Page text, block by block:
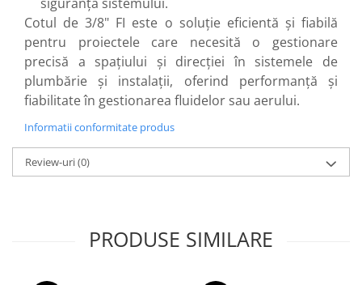
Cotul de 3/8" FI este o soluție eficientă și fiabilă
pentru proiectele care necesită o gestionare
precisă a spațiului și direcției în sistemele de
plumbărie și instalații, oferind performanță și
fiabilitate în gestionarea fluidelor sau aerului.
Informatii conformitate produs
Review-uri(0)
PRODUSE SIMILARE